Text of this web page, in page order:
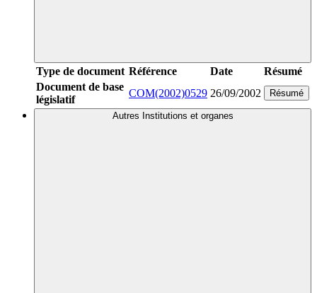
Type de document Référence Date
Résumé
Document de base
législatif
COM(2002)0529 26/09/2002 Résumé
Autres Institutions et organes